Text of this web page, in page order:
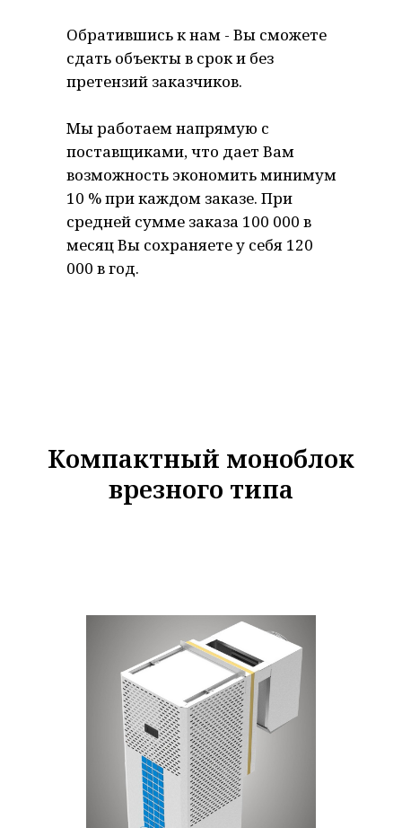
Обратившись к нам - Вы сможете
сдать объекты в срок и без
претензий заказчиков.
Мы работаем напрямую с
поставщиками, что дает Вам
возможность экономить минимум
10 % при каждом заказе. При
средней сумме заказа 100 000 в
месяц Вы сохраняете у себя 120
000 в год.
Компактный моноблок
врезного типа